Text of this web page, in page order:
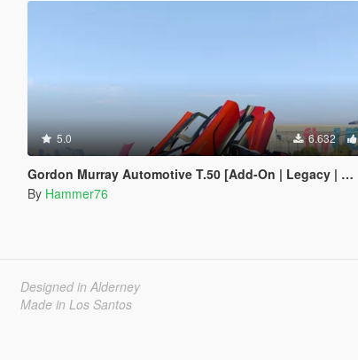
5.0 6.632
Gordon Murray Automotive T.50 [Add-On | Legacy | Enhanced]
By Hammer76
Designed in Alderney
Made in Los Santos